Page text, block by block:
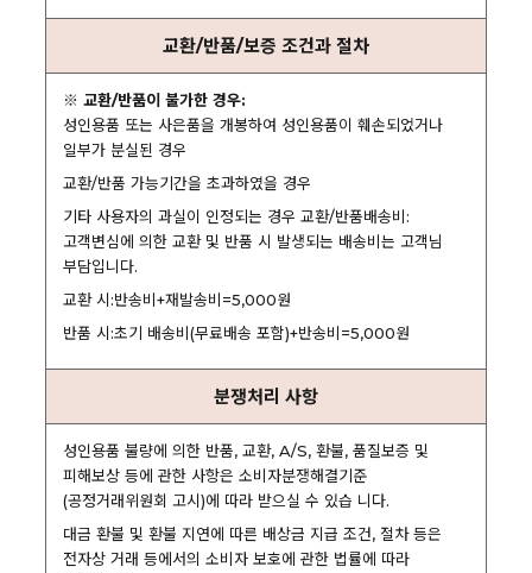
교환/반품/보증 조건과 절차
※ 교환/반품이 불가한 경우:
성인용품 또는 사은품을 개봉하여 성인용품이 훼손되었거나
일부가 분실된 경우
교환/반품 가능기간을 초과하였을 경우
기타 사용자의 과실이 인정되는 경우 교환/반품배송비:
고객변심에 의한 교환 및 반품 시 발생되는 배송비는 고객님
부담입니다.
교환 시:반송비+재발송비=5,000원
반품 시:초기 배송비(무료배송 포함)+반송비=5,000원
분쟁처리 사항
성인용품 불량에 의한 반품, 교환, A/S, 환불, 품질보증 및
피해보상 등에 관한 사항은 소비자분쟁해결기준
(공정거래위원회 고시)에 따라 받으실 수 있습 니다.
대금 환불 및 환불 지연에 따른 배상금 지급 조건, 절차 등은
전자상 거래 등에서의 소비자 보호에 관한 법률에 따라